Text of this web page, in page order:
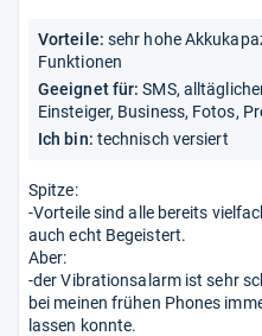
Vorteile: sehr hohe
Funktionen
Geeignet für: SMS,
Einsteiger, Business, Fotos,
Ich bin: technisch versiert
Spitze:
-Vorteile sind alle bereits
auch echt Begeistert.
Aber:
-der Vibrationsalarm ist sehr
bei meinen frühen Phones
lassen konnte.